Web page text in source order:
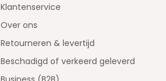
Klantenservice
Over ons
Retourneren & levertijd
Beschadigd of verkeerd geleverd